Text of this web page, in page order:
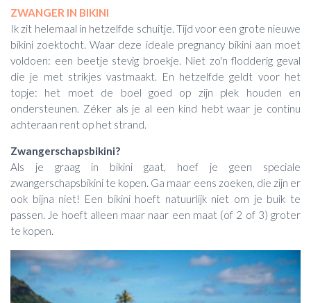
ZWANGER IN BIKINI
Ik zit helemaal in hetzelfde schuitje. Tijd voor een grote nieuwe
bikini zoektocht. Waar deze ideale pregnancy bikini aan moet
voldoen: een beetje stevig broekje. Niet zo'n flodderig geval
die je met strikjes vastmaakt. En hetzelfde geldt voor het
topje: het moet de boel goed op zijn plek houden en
ondersteunen. Zéker als je al een kind hebt waar je continu
achteraan rent op het strand.
Zwangerschapsbikini?
Als je graag in bikini gaat, hoef je geen speciale
zwangerschapsbikini te kopen. Ga maar eens zoeken, die zijn er
ook bijna niet! Een bikini hoeft natuurlijk niet om je buik te
passen. Je hoeft alleen maar naar een maat (of 2 of 3) groter
te kopen.